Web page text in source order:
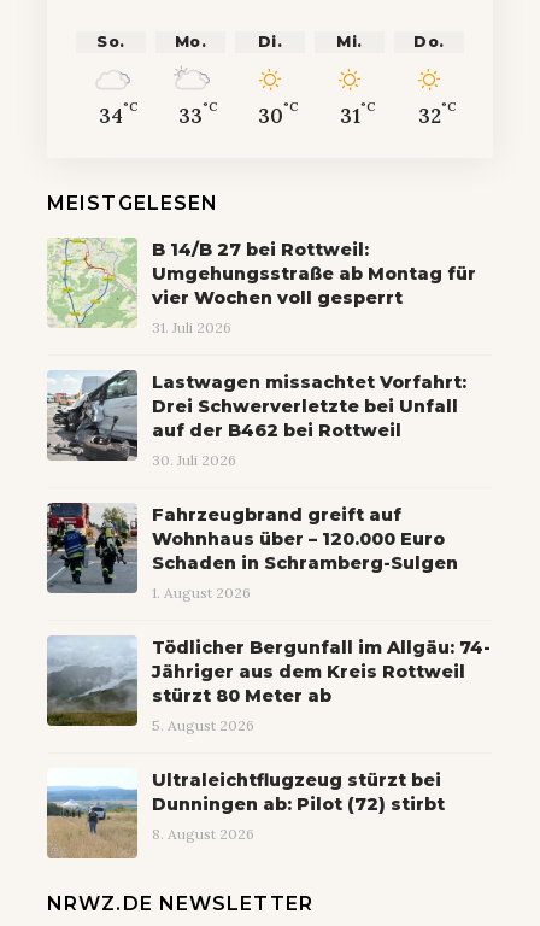
So.
34°C
Mo.
33°C
Di.
30°C
Mi.
31°C
Do.
32°C
MEISTGELESEN
B 14/B 27 bei Rottweil:
Umgehungsstraße ab Montag für
vier Wochen voll gesperrt
31. Juli 2026
Lastwagen missachtet Vorfahrt:
Drei Schwerverletzte bei Unfall
auf der B462 bei Rottweil
30. Juli 2026
Fahrzeugbrand greift auf
Wohnhaus über – 120.000 Euro
Schaden in Schramberg-Sulgen
1. August 2026
Tödlicher Bergunfall im Allgäu: 74-
Jähriger aus dem Kreis Rottweil
stürzt 80 Meter ab
5. August 2026
Ultraleichtflugzeug stürzt bei
Dunningen ab: Pilot (72) stirbt
8. August 2026
NRWZ.DE NEWSLETTER